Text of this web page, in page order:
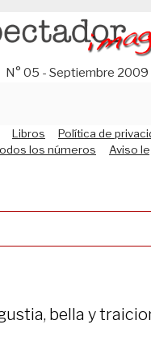
N° 05 - Septiembre 2009
Libros
Política de
los números Aviso
bella y